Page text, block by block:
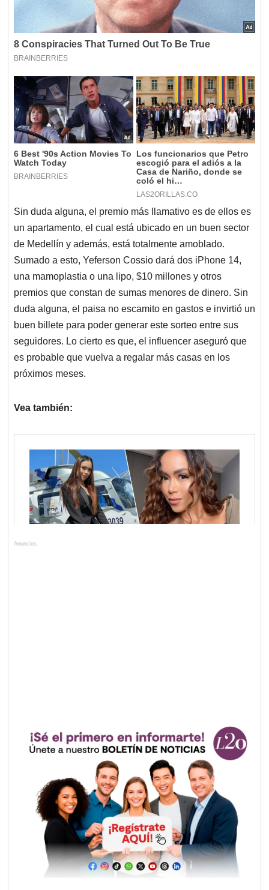
Sin duda alguna, el premio más llamativo es de ellos es
un apartamento, el cual está ubicado en un buen sector
de Medellín y además, está totalmente amoblado.
Sumado a esto, Yeferson Cossio dará dos iPhone 14,
una mamoplastia o una lipo, $10 millones y otros
premios que constan de sumas menores de dinero. Sin
duda alguna, el paisa no escamito en gastos e invirtió un
buen billete para poder generar este sorteo entre sus
seguidores. Lo cierto es que, el influencer aseguró que
es probable que vuelva a regalar más casas en los
próximos meses.
Vea también:
Anuncios.